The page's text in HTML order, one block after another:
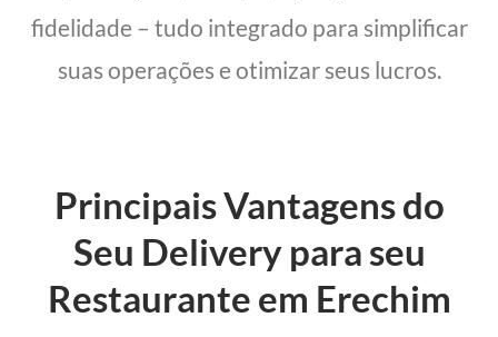
fidelidade – tudo integrado para simplificar
suas operações e otimizar seus lucros.
Principais Vantagens do
Seu Delivery para seu
Restaurante em Erechim